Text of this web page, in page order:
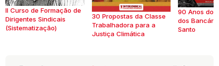
II Curso de Formação de
Dirigentes Sindicais
(Sistematização)
30 Propostas da Classe
Trabalhadora para a
Justiça Climática
90 Anos do
dos
Santo